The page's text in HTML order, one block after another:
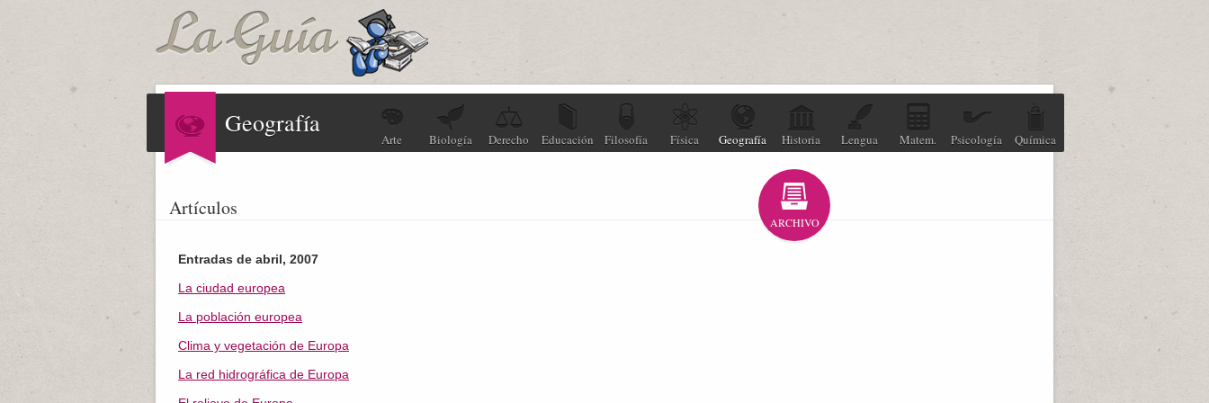
Geografía
Arte Biología Derecho Educación Filosofía Física Geografía Historia Lengua Matem. Psicología Química
Artículos
ARCHIVO
Entradas de abril, 2007
La ciudad europea
La población europea
Clima y vegetación de Europa
La red hidrográfica de Europa